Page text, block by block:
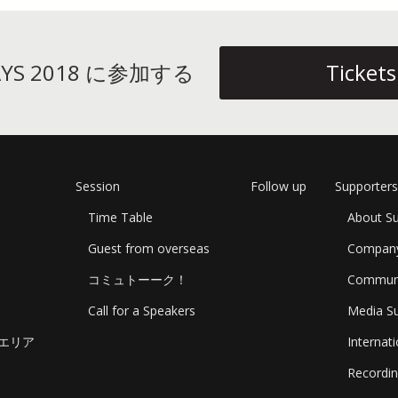
2018 に参加する Tickets
リア
Session
Time Table
Guest from overseas
コミュトーーク！
Call for a Speakers
Follow up
Supporters
About
Media